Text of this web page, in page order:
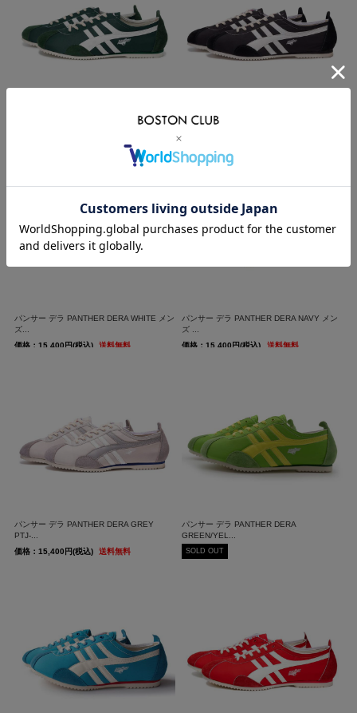
ンズ...
パンサー デラ PANTHER DERA WHITE メン
ズ...
価格：15,400円(税込)
送料無料
パンサー デラ PANTHER DERA NAVY メン
ズ ...
価格：15,400円(税込)
送料無料
パンサー デラ PANTHER DERA GREY
PTJ-...
価格：15,400円(税込)
送料無料
パンサー デラ PANTHER DERA
GREEN/YEL...
SOLD OUT